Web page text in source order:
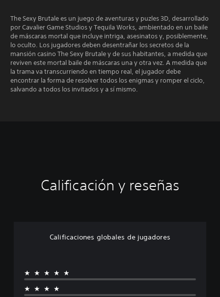
The Sexy Brutale es un juego de aventuras y puzles 3D, desarrollado
por Cavalier Game Studios y Tequila Works, ambientado en un baile
de máscaras mortal que incluye intriga, asesinatos y, posiblemente,
lo oculto. Los jugadores deben desentrañar los secretos de la
mansión casino The Sexy Brutale y de sus habitantes, a medida que
reviven este mortal baile de máscaras una y otra vez. A medida que
la trama va transcurriendo en tiempo real, el jugador debe
encontrar la forma de resolver todos los enigmas y romper el ciclo,
salvando a todos los invitados y a sí mismo.
Calificación y reseñas
Calificaciones globales de jugadores
★★★★★
★★★★